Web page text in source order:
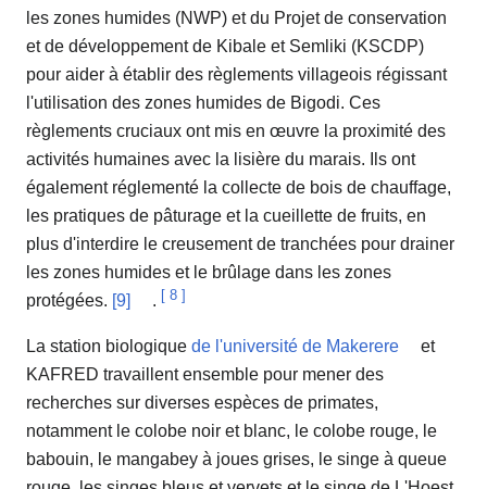
les zones humides (NWP) et du Projet de conservation
et de développement de Kibale et Semliki (KSCDP)
pour aider à établir des règlements villageois régissant
l'utilisation des zones humides de Bigodi. Ces
règlements cruciaux ont mis en œuvre la proximité des
activités humaines avec la lisière du marais. Ils ont
également réglementé la collecte de bois de chauffage,
les pratiques de pâturage et la cueillette de fruits, en
plus d'interdire le creusement de tranchées pour drainer
les zones humides et le brûlage dans les zones
protégées. [9] . [ 8 ]
La station biologique de l'université de Makerere
et
KAFRED travaillent ensemble pour mener des
recherches sur diverses espèces de primates,
notamment le colobe noir et blanc, le colobe rouge, le
babouin, le mangabey à joues grises, le singe à queue